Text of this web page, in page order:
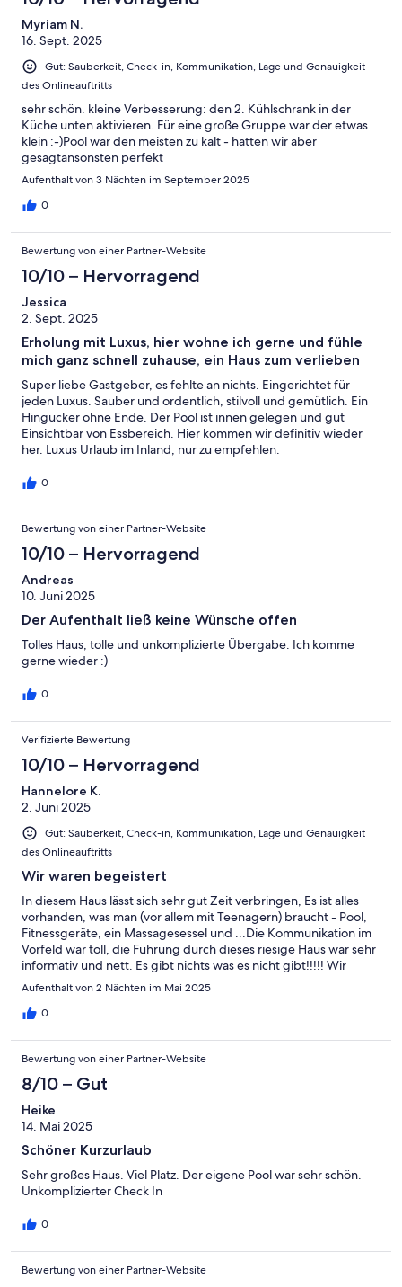
Myriam N.
16. Sept. 2025
Gut: Sauberkeit, Check-in, Kommunikation, Lage und Genauigkeit
des Onlineauftritts
sehr schön. kleine Verbesserung: den 2. Kühlschrank in der
Küche unten aktivieren. Für eine große Gruppe war der etwas
klein :-)Pool war den meisten zu kalt - hatten wir aber
gesagtansonsten perfekt
Aufenthalt von 3 Nächten im September 2025
0
Bewertung von einer Partner-Website
10/10 – Hervorragend
Jessica
2. Sept. 2025
Erholung mit Luxus, hier wohne ich gerne und fühle
mich ganz schnell zuhause, ein Haus zum verlieben
Super liebe Gastgeber, es fehlte an nichts. Eingerichtet für
jeden Luxus. Sauber und ordentlich, stilvoll und gemütlich. Ein
Hingucker ohne Ende. Der Pool ist innen gelegen und gut
Einsichtbar von Essbereich. Hier kommen wir definitiv wieder
her. Luxus Urlaub im Inland, nur zu empfehlen.
0
Bewertung von einer Partner-Website
10/10 – Hervorragend
Andreas
10. Juni 2025
Der Aufenthalt ließ keine Wünsche offen
Tolles Haus, tolle und unkomplizierte Übergabe. Ich komme
gerne wieder :)
0
Verifizierte Bewertung
10/10 – Hervorragend
Hannelore K.
2. Juni 2025
Gut: Sauberkeit, Check-in, Kommunikation, Lage und Genauigkeit
des Onlineauftritts
Wir waren begeistert
In diesem Haus lässt sich sehr gut Zeit verbringen, Es ist alles
vorhanden, was man (vor allem mit Teenagern) braucht - Pool,
Fitnessgeräte, ein Massagesessel und ...Die Kommunikation im
Vorfeld war toll, die Führung durch dieses riesige Haus war sehr
informativ und nett. Es gibt nichts was es nicht gibt!!!!! Wir
haben uns sehr, sehr wohl gefühlt. Vielen Dank. Unsere nächste
Aufenthalt von 2 Nächten im Mai 2025
0
Bewertung von einer Partner-Website
8/10 – Gut
Heike
14. Mai 2025
Schöner Kurzurlaub
Sehr großes Haus. Viel Platz. Der eigene Pool war sehr schön.
Unkomplizierter Check In
0
Bewertung von einer Partner-Website